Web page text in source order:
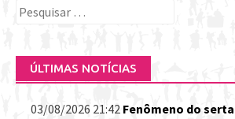
Pesquisar
ÚLTIMAS NOTÍCIAS
03/08/2026 21:42 Fenômeno do